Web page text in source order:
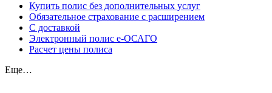
Купить полис без дополнительных услуг
Обязательное страхование с расширением
С доставкой
Электронный полис е-ОСАГО
Расчет цены полиса
Еще…